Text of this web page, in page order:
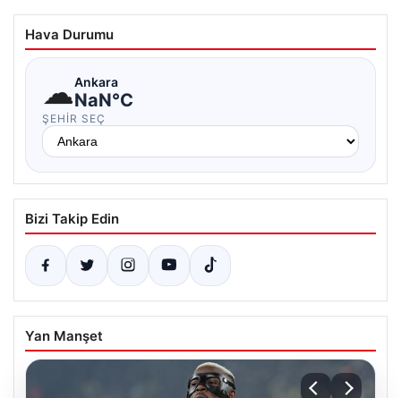
Hava Durumu
☁Ankara
NaN°C
ŞEHIR SEÇ
Bizi Takip Edin
Yan Manşet